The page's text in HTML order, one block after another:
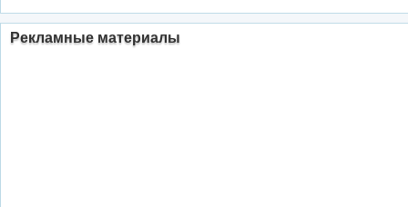
Рекламные материалы